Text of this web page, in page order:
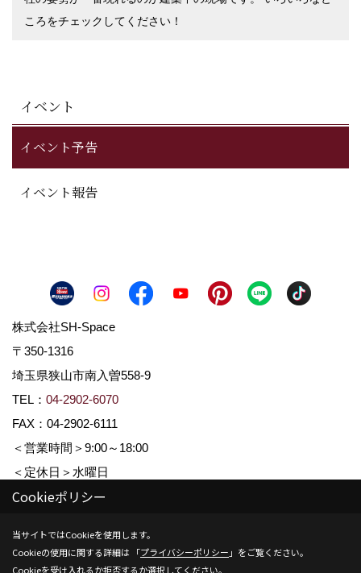
ころをチェックしてください！
イベント
イベント予告
イベント報告
株式会社SH-Space
〒350-1316
埼玉県狭山市南入曽558-9
TEL： 04-2902-6070
FAX：04-2902-6111
＜営業時間＞9:00～18:00
＜定休日＞水曜日
Copyright (c) SH-space. All Rights Reserved.
Produced byゴデスクリエイト
Cookieポリシー
当サイトではCookieを使用します。
Cookieの使用に関する詳細は 「プライバシーポリシー 」をご覧ください。
Cookieを受け入れるか拒否するか選択してください。